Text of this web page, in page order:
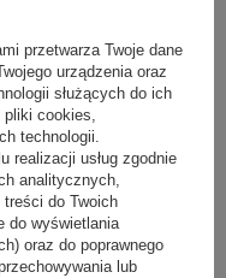
przetwarza Twoje dane
urządzenia oraz
służących do ich
pliki cookies,
technologii.
realizacji usług zgodnie
analitycznych,
do Twoich
do wyświetlania
oraz do poprawnego
lub